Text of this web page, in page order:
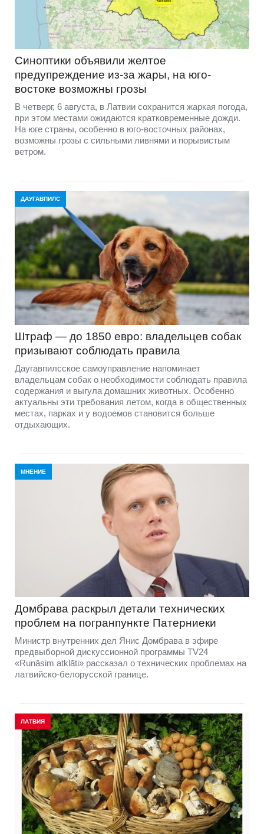
Синоптики объявили желтое
предупреждение из-за жары, на юго-
востоке возможны грозы
В четверг, 6 августа, в Латвии сохранится жаркая погода,
при этом местами ожидаются кратковременные дожди.
На юге страны, особенно в юго-восточных районах,
возможны грозы с сильными ливнями и порывистым
ветром.
ДАУГАВПИЛС
Штраф — до 1850 евро: владельцев собак
призывают соблюдать правила
Даугавпилсское самоуправление напоминает
владельцам собак о необходимости соблюдать правила
содержания и выгула домашних животных. Особенно
актуальны эти требования летом, когда в общественных
местах, парках и у водоемов становится больше
отдыхающих.
МНЕНИЕ
Домбравa раскрыл детали технических
проблем на погранпункте Патерниеки
Министр внутренних дел Янис Домбрава в эфире
предвыборной дискуссионной программы TV24
«Runāsim atklāti» рассказал о технических проблемах на
латвийско-белорусской границе.
ЛАТВИЯ